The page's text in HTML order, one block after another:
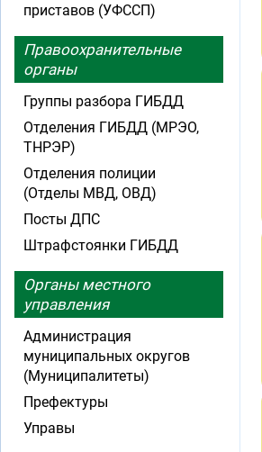
приставов (УФССП)
Правоохранительные
органы
Группы разбора ГИБДД
Отделения ГИБДД (МРЭО,
ТНРЭР)
Отделения полиции
(Отделы МВД, ОВД)
Посты ДПС
Штрафстоянки ГИБДД
Органы местного
управления
Администрация
муниципальных округов
(Муниципалитеты)
Префектуры
Управы